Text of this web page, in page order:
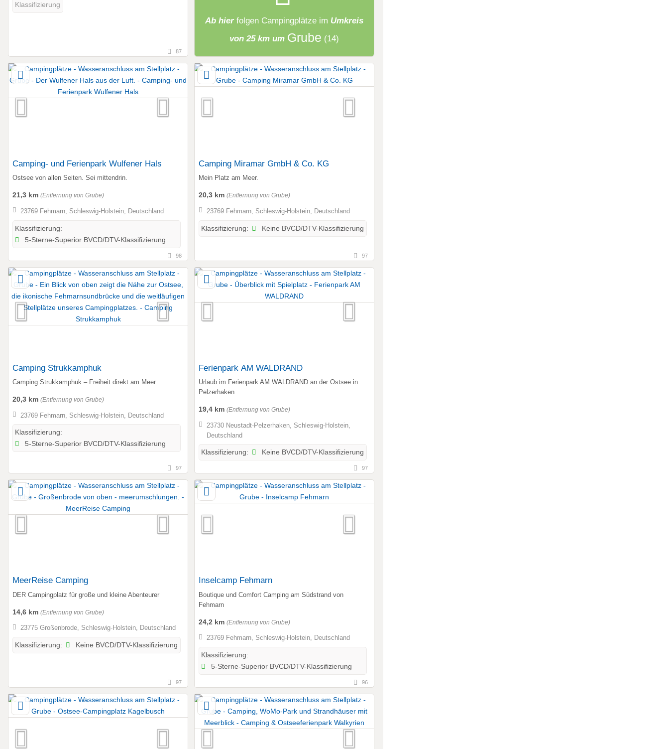
Klassifizierung
87
Ab hier folgen Campingplätze im Umkreis
von 25 km um Grube (14)
Camping- und Ferienpark Wulfener Hals
Ostsee von allen Seiten. Sei mittendrin.
21,3 km (Entfernung von Grube)
23769 Fehmarn, Schleswig-Holstein, Deutschland
Klassifizierung:
5-Sterne-Superior BVCD/DTV-Klassifizierung
98
Camping Miramar GmbH & Co. KG
Mein Platz am Meer.
20,3 km (Entfernung von Grube)
23769 Fehmarn, Schleswig-Holstein, Deutschland
Klassifizierung: Keine BVCD/DTV-Klassifizierung
97
Camping Strukkamphuk
Camping Strukkamphuk – Freiheit direkt am Meer
20,3 km (Entfernung von Grube)
23769 Fehmarn, Schleswig-Holstein, Deutschland
Klassifizierung:
5-Sterne-Superior BVCD/DTV-Klassifizierung
97
Ferienpark AM WALDRAND
Urlaub im Ferienpark AM WALDRAND an der Ostsee in
Pelzerhaken
19,4 km (Entfernung von Grube)
23730 Neustadt-Pelzerhaken, Schleswig-Holstein,
Deutschland
Klassifizierung: Keine BVCD/DTV-Klassifizierung
97
MeerReise Camping
DER Campingplatz für große und kleine Abenteurer
14,6 km (Entfernung von Grube)
23775 Großenbrode, Schleswig-Holstein, Deutschland
Klassifizierung: Keine BVCD/DTV-Klassifizierung
97
Inselcamp Fehmarn
Boutique und Comfort Camping am Südstrand von
Fehmarn
24,2 km (Entfernung von Grube)
23769 Fehmarn, Schleswig-Holstein, Deutschland
Klassifizierung:
5-Sterne-Superior BVCD/DTV-Klassifizierung
96